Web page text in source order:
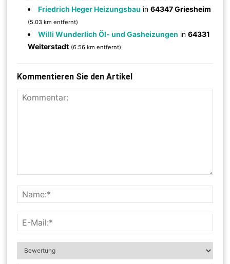
Friedrich Heger Heizungsbau in64347 Griesheim
(5.03 km entfernt)
Willi Wunderlich Öl- und Gasheizungen in64331
Weiterstadt (6.56 km entfernt)
Kommentieren Sie den Artikel